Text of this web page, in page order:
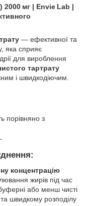
2000 мг | Envie Lab |
— ефективної та
яка сприяє
для вироблення
тартрату
і швидкодіючим.
порівняно з
концентрацію
жирів під час
або менш чисті
швидкому розподілу